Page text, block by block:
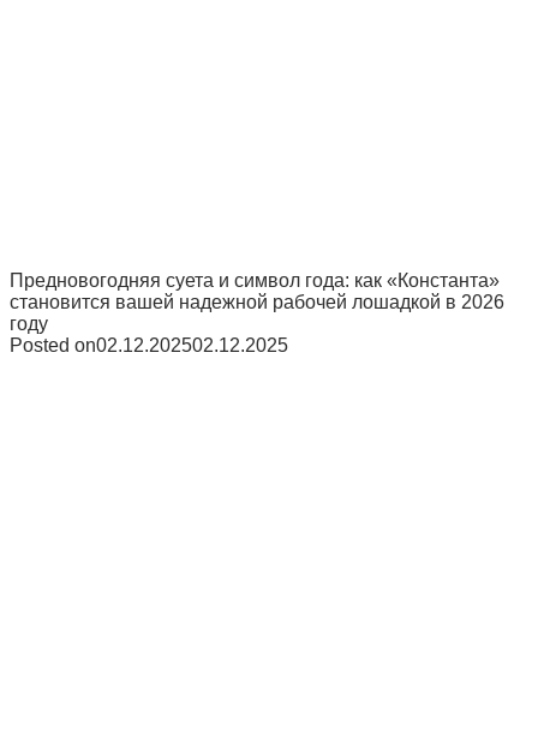
Предновогодняя суета и символ года: как «Константа»
становится вашей надежной рабочей лошадкой в 2026
году
Posted on02.12.202502.12.2025